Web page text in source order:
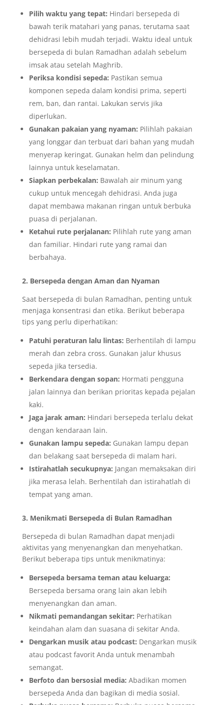
Pilih waktu yang tepat: Hindari bersepeda di
bawah terik matahari yang panas, terutama saat
dehidrasi lebih mudah terjadi. Waktu ideal untuk
bersepeda di bulan Ramadhan adalah sebelum
imsak atau setelah Maghrib.
Periksa kondisi sepeda: Pastikan semua
komponen sepeda dalam kondisi prima, seperti
rem, ban, dan rantai. Lakukan servis jika
diperlukan.
Gunakan pakaian yang nyaman: Pilihlah pakaian
yang longgar dan terbuat dari bahan yang mudah
menyerap keringat. Gunakan helm dan pelindung
lainnya untuk keselamatan.
Siapkan perbekalan: Bawalah air minum yang
cukup untuk mencegah dehidrasi. Anda juga
dapat membawa makanan ringan untuk berbuka
puasa di perjalanan.
Ketahui rute perjalanan: Pilihlah rute yang aman
dan familiar. Hindari rute yang ramai dan
berbahaya.
2. Bersepeda dengan Aman dan Nyaman
Saat bersepeda di bulan Ramadhan, penting untuk
menjaga konsentrasi dan etika. Berikut beberapa
tips yang perlu diperhatikan:
Patuhi peraturan lalu lintas: Berhentilah di lampu
merah dan zebra cross. Gunakan jalur khusus
sepeda jika tersedia.
Berkendara dengan sopan: Hormati pengguna
jalan lainnya dan berikan prioritas kepada pejalan
kaki.
Jaga jarak aman: Hindari bersepeda terlalu dekat
dengan kendaraan lain.
Gunakan lampu sepeda: Gunakan lampu depan
dan belakang saat bersepeda di malam hari.
Istirahatlah secukupnya: Jangan memaksakan diri
jika merasa lelah. Berhentilah dan istirahatlah di
tempat yang aman.
3. Menikmati Bersepeda di Bulan Ramadhan
Bersepeda di bulan Ramadhan dapat menjadi
aktivitas yang menyenangkan dan menyehatkan.
Berikut beberapa tips untuk menikmatinya:
Bersepeda bersama teman atau keluarga:
Bersepeda bersama orang lain akan lebih
menyenangkan dan aman.
Nikmati pemandangan sekitar: Perhatikan
keindahan alam dan suasana di sekitar Anda.
Dengarkan musik atau podcast: Dengarkan musik
atau podcast favorit Anda untuk menambah
semangat.
Berfoto dan bersosial media: Abadikan momen
bersepeda Anda dan bagikan di media sosial.